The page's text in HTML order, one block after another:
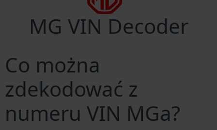
MG VIN Decoder
Co można
zdekodować z
numeru VIN MGa?